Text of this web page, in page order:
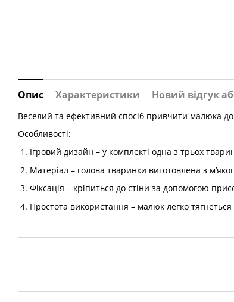
Опис Характеристики Новий відгук
Веселий та ефективний спосіб привчити малюка
Особливості:
1. Ігровий дизайн – у комплекті одна з трьох
2. Матеріал – голова тваринки виготовлена з
3. Фіксація – кріпиться до стіни за допомогою
4. Простота використання – малюк легко